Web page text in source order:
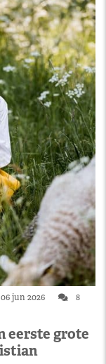
06 jun 2026
8
eerste grote